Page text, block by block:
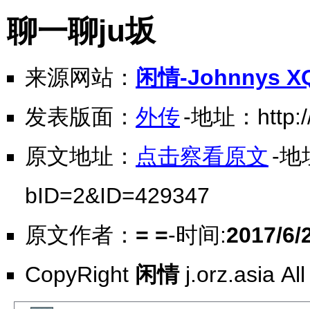
聊一聊ju坂
来源网站： 闲情-Johnnys
发表版面： 外传-地址：
原文地址： 点击察看原文 -地
bID=2&ID=429347
原文作者： = =-时间:2017/6/
CopyRight 闲情j.orz.asia All